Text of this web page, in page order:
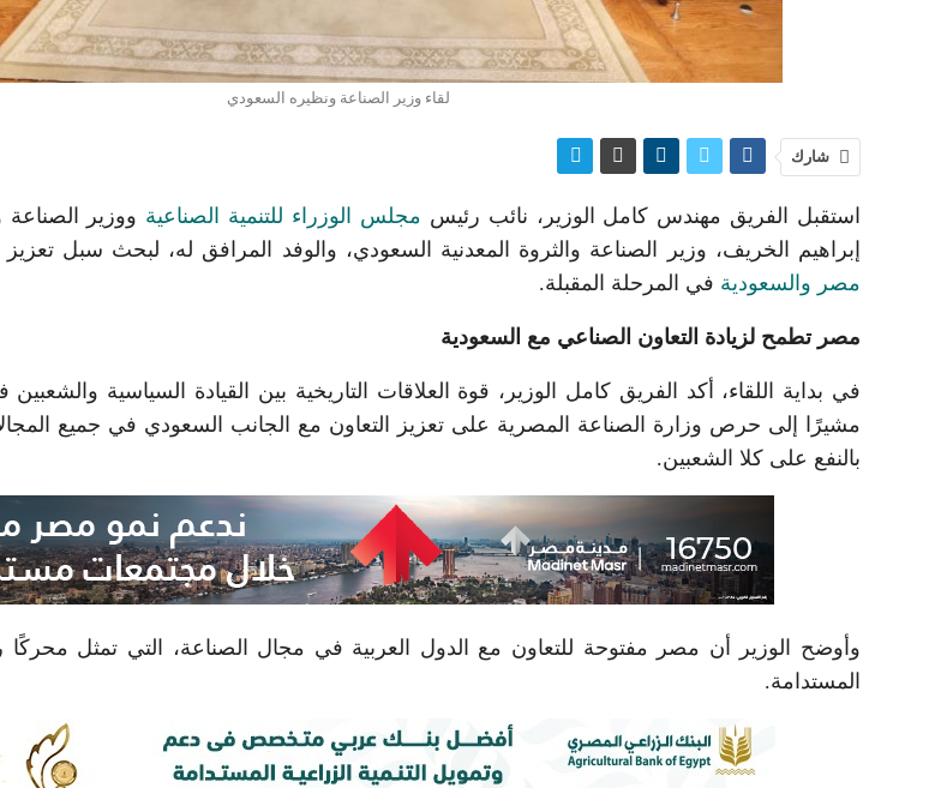
لقاء وزير الصناعة ونظيره السعودي
شارك
استقبل الفريق مهندس كامل الوزير، نائب رئيس مجلس الوزراء للتنمية الصناعية ووزير الصناعة
إبراهيم الخريف، وزير الصناعة والثروة المعدنية السعودي، والوفد المرافق له، لبحث سبل
مصر والسعودية في المرحلة المقبلة.
مصر تطمح لزيادة التعاون الصناعي مع السعودية
في بداية اللقاء، أكد الفريق كامل الوزير، قوة العلاقات التاريخية بين القيادة السياسية والشعبين
مشيرًا إلى حرص وزارة الصناعة المصرية على تعزيز التعاون مع الجانب السعودي في جميع
بالنفع على كلا الشعبين.
وأوضح الوزير أن مصر مفتوحة للتعاون مع الدول العربية في مجال الصناعة، التي تمثل محركًا
المستدامة.